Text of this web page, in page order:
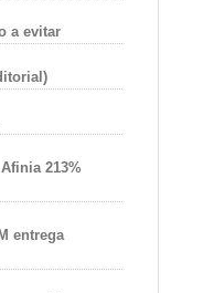
a evitar
213%
entrega